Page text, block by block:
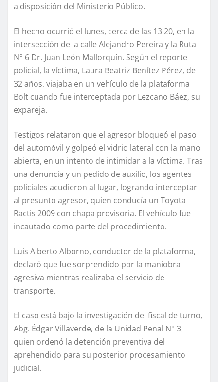
a disposición del Ministerio Público.
El hecho ocurrió el lunes, cerca de las 13:20, en la
intersección de la calle Alejandro Pereira y la Ruta
N° 6 Dr. Juan León Mallorquín. Según el reporte
policial, la víctima, Laura Beatriz Benítez Pérez, de
32 años, viajaba en un vehículo de la plataforma
Bolt cuando fue interceptada por Lezcano Báez, su
expareja.
Testigos relataron que el agresor bloqueó el paso
del automóvil y golpeó el vidrio lateral con la mano
abierta, en un intento de intimidar a la víctima. Tras
una denuncia y un pedido de auxilio, los agentes
policiales acudieron al lugar, logrando interceptar
al presunto agresor, quien conducía un Toyota
Ractis 2009 con chapa provisoria. El vehículo fue
incautado como parte del procedimiento.
Luis Alberto Alborno, conductor de la plataforma,
declaró que fue sorprendido por la maniobra
agresiva mientras realizaba el servicio de
transporte.
El caso está bajo la investigación del fiscal de turno,
Abg. Édgar Villaverde, de la Unidad Penal N° 3,
quien ordenó la detención preventiva del
aprehendido para su posterior procesamiento
judicial.